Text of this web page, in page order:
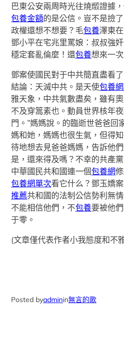
巴東公安兩周時光往燒燬證據
包養金額的是公信。豈不是撿
政權還想不想要？毛包養澤東
鄧小平在宅兆里罵娘：叔叔強
穩定套亂倫麼！還包養想來一
鄧案使國民對于中共簡直盡看
結論：天滅中共。是天使包養
雅天象，中共氣數盡矣，雖有
不及穿篙素也。動員世界核年
門。”媽媽說。的臨逝世爸爸回
媽和她，媽媽也很生氣，但得
待地想去見爸爸媽媽，告訴他
是，還來得及嗎？不幸的共產
中華國民共和國連一個包養網
包養網單次看它什么？鄧玉嬌
推薦共和國的法制公信勢利無
不能相信他們，不包養要被他
于零。
(文章僅代表作者小我態度和不
Posted byadminin無言的歌